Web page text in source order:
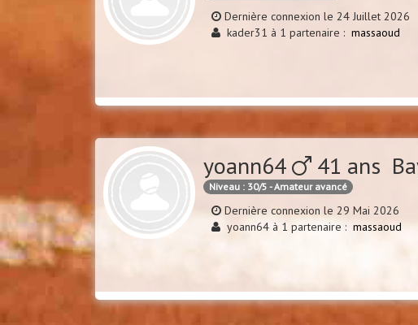
Dernière connexion le 24 Juillet 2026
kader31 à 1 partenaire :massaoud
yoann64 41 ans
Niveau : 30/5 - Amateur avancé
Dernière connexion le 29 Mai 2026
yoann64 à 1 partenaire :massaoud